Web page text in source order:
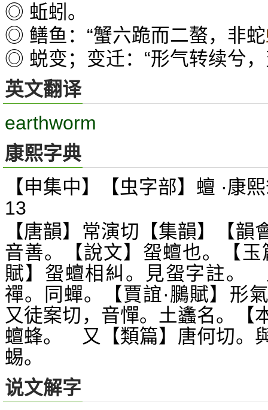
◎ 蚯蚓。
◎ 鳝鱼：“蟹六跪而二螯，非蛇
◎ 蜕变；变迁：“形气转续兮
英文翻译
earthworm
康熙字典
【申集中】【虫字部】蟺 ·康
13
【唐韻】常演切【集韻】【韻
音善。【說文】 䖤蟺也。【玉
賦】 䖤蟺相糾。見䖤字註。
禪。同蟬。【賈誼·鵩賦】
又徒案切，音憚。土蠭名。【
蟺蜂。 又【類篇】唐何切。
蜴。
说文解字